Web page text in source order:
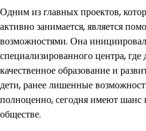
Одним из главных проектов,
активно занимается, является
возможностями. Она
специализированного центра, где
качественное образование и
дети, ранее лишенные
полноценно, сегодня имеют шанс
обществе.